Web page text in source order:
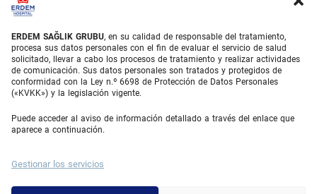
ERDEM SAĞLIK GRUBU, en su calidad de responsable del tratamiento,
procesa sus datos personales con el fin de evaluar el servicio de salud
solicitado, llevar a cabo los procesos de tratamiento y realizar actividades
de comunicación. Sus datos personales son tratados y protegidos de
conformidad con la Ley n.º 6698 de Protección de Datos Personales
(«KVKK») y la legislación vigente.
Puede acceder al aviso de información detallado a través del enlace que
aparece a continuación.
Gestionar los servicios
Láser Ocular
About Erdem
Quiénes somos
Unidades Médicas
Equipo médico